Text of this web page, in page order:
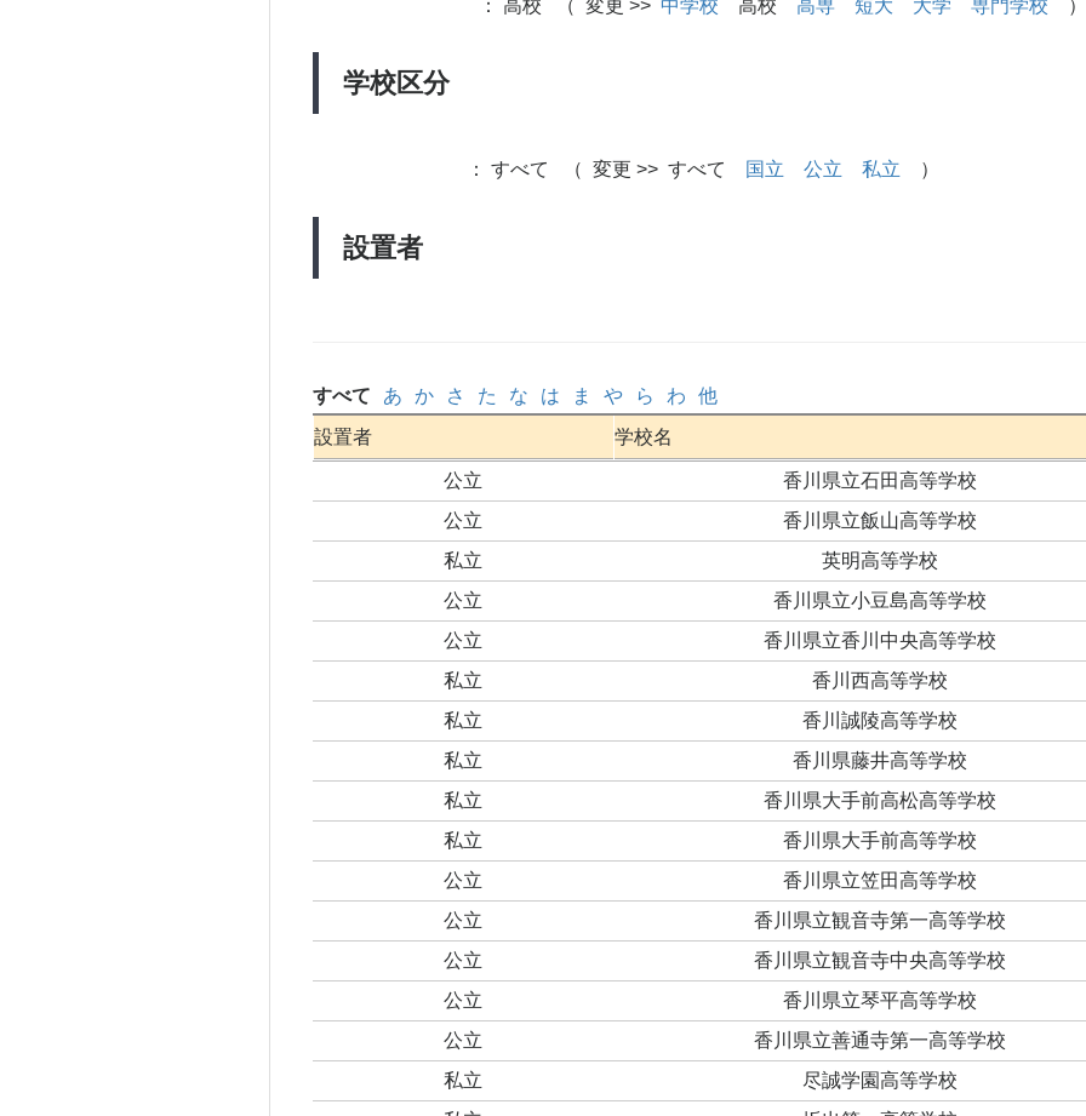
学校区分
： 高校 （ 変更 >> 中学校 高校 高専 短大 大学 専門学校 ）
設置者
： すべて （ 変更 >> すべて 国立 公立 私立 ）
すべて あ か さ た な は ま や ら わ
他
設置者
学校名
公立
香川県立石田高等学校
公立
香川県立飯山高等学校
私立
英明高等学校
公立
香川県立小豆島高等学校
公立
香川県立香川中央高等学校
私立
香川西高等学校
私立
香川誠陵高等学校
私立
香川県藤井高等学校
私立
香川県大手前高松高等学校
私立
香川県大手前高等学校
公立
香川県立笠田高等学校
公立
香川県立観音寺第一高等学校
公立
香川県立観音寺中央高等学校
公立
香川県立琴平高等学校
公立
香川県立善通寺第一高等学校
私立
尽誠学園高等学校